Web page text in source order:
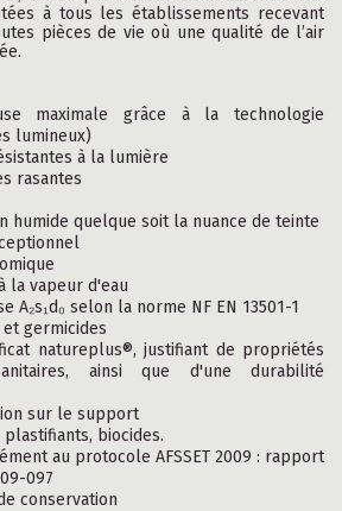
à tous les établissements recevant
pièces de vie où une qualité de l’air
maximale grâce à la technologie
lumineux)
à la lumière
rasantes
humide quelque soit la nuance de teinte
la vapeur d'eau
A₂s₁d₀ selon la norme NF EN 13501-1
germicides
natureplus®, justifiant de propriétés
ainsi que d'une durabilité
sur le support
biocides.
au protocole AFSSET 2009 : rapport
097
conservation